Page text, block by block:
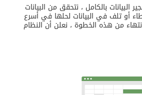
البيانات بالكامل ، نتحقق من البيانات
أو تلف في البيانات لحلها في أسرع
من هذه الخطوة ، نعلن أن النظام